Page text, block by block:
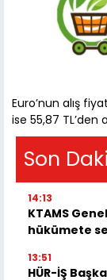
Euro’nun alış
ise 55,87 TL’den
Son
14:13
KTAMS
hükümete
13:51
HÜR-İŞ